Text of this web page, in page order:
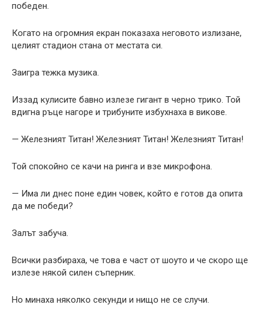
победен.
Когато на огромния екран показаха неговото излизане,
целият стадион стана от местата си.
Заигра тежка музика.
Иззад кулисите бавно излезе гигант в черно трико. Той
вдигна ръце нагоре и трибуните избухнаха в викове.
— Железният Титан! Железният Титан! Железният Титан!
Той спокойно се качи на ринга и взе микрофона.
— Има ли днес поне един човек, който е готов да опита
да ме победи?
Залът забуча.
Всички разбираха, че това е част от шоуто и че скоро ще
излезе някой силен съперник.
Но минаха няколко секунди и нищо не се случи.